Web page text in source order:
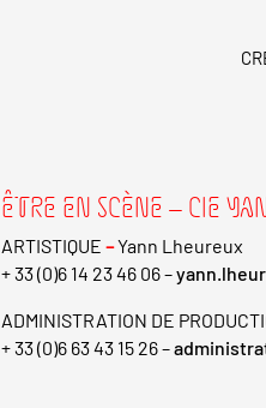
ÊTRE EN SCÈNE – CIE
ARTISTIQUE –Yann Lheureux
+ 33 (0)6 14 23 46 06 –
ADMINISTRATION DE
+ 33 (0)6 63 43 15 26 –